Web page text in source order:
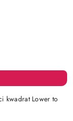
kwadrat Lower to